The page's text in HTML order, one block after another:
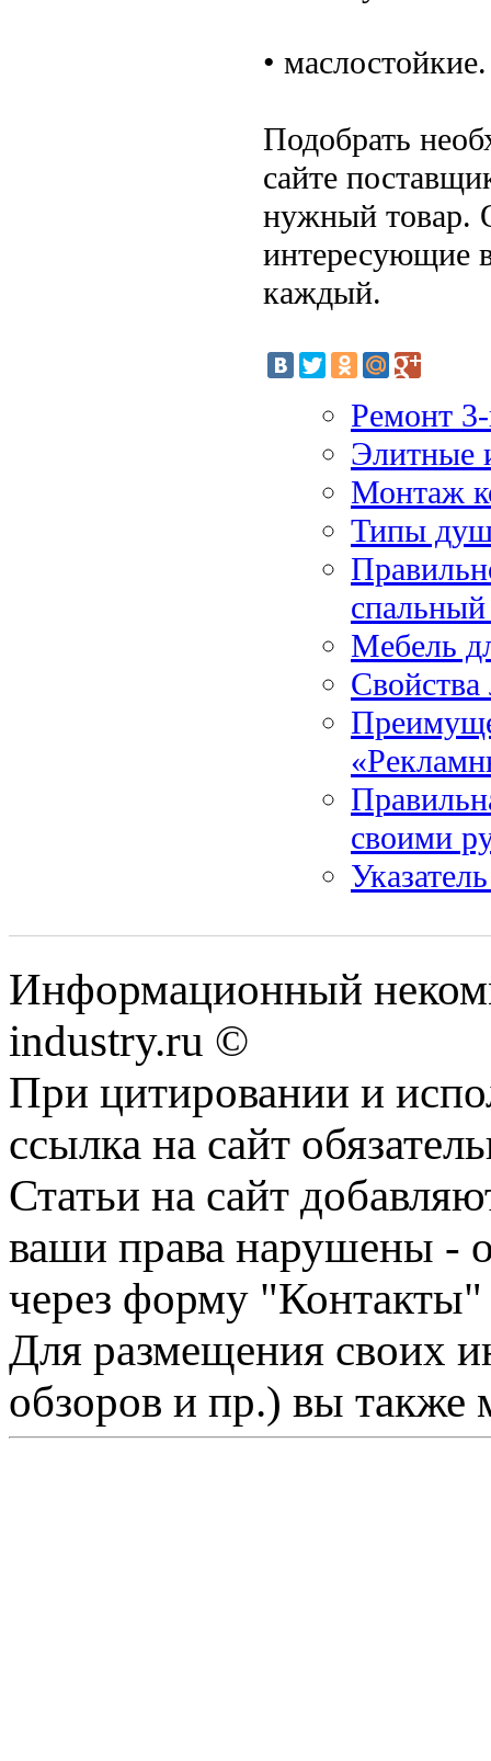
• маслостойкие.
Подобрать
сайте
нужный товар.
интересующие
каждый.
Ремонт
Элитные
Монтаж
Типы
Мебель
своими
Информационный
industry.ru ©
При цитировании и
ссылка на сайт
Статьи на сайт
ваши права нарушены -
через форму "Контакты"
Для размещения своих
обзоров и пр.) вы также